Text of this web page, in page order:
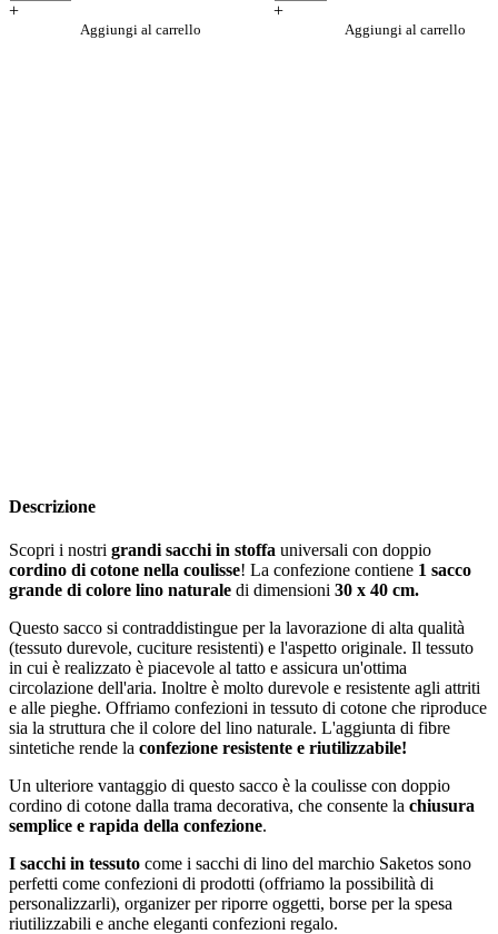
+
Aggiungi al carrello
+
Aggiungi al carrello
Descrizione
Scopri i nostri grandi sacchi in stoffa universali con doppio
cordino di cotone nella coulisse! La confezione contiene 1 sacco
grande di colore lino naturale di dimensioni 30 x 40 cm.
Questo sacco si contraddistingue per la lavorazione di alta qualità
(tessuto durevole, cuciture resistenti) e l'aspetto originale. Il tessuto
in cui è realizzato è piacevole al tatto e assicura un'ottima
circolazione dell'aria. Inoltre è molto durevole e resistente agli attriti
e alle pieghe. Offriamo confezioni in tessuto di cotone che riproduce
sia la struttura che il colore del lino naturale. L'aggiunta di fibre
sintetiche rende la confezione resistente e riutilizzabile!
Un ulteriore vantaggio di questo sacco è la coulisse con doppio
cordino di cotone dalla trama decorativa, che consente la chiusura
semplice e rapida della confezione.
I sacchi in tessuto come i sacchi di lino del marchio Saketos sono
perfetti come confezioni di prodotti (offriamo la possibilità di
personalizzarli), organizer per riporre oggetti, borse per la spesa
riutilizzabili e anche eleganti confezioni regalo.